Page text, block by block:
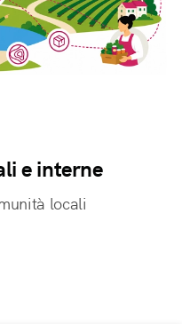
e interne
locali